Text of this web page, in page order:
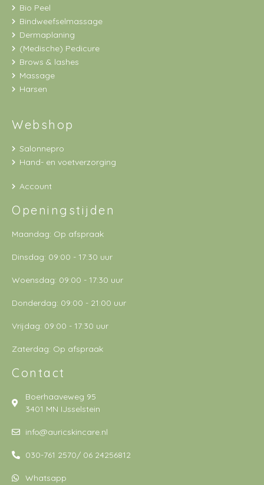
Bio Peel
Bindweefselmassage
Dermaplaning
(Medische) Pedicure
Brows & lashes
Massage
Harsen
Webshop
Salonnepro
Hand- en voetverzorging
Account
Openingstijden
Maandag: Op afspraak
Dinsdag: 09:00 - 17:30 uur
Woensdag: 09:00 - 17:30 uur
Donderdag: 09:00 - 21:00 uur
Vrijdag: 09:00 - 17:30 uur
Zaterdag: Op afspraak
Contact
Boerhaaveweg 95
3401 MN IJsselstein
info@auricskincare.nl
030-761 2570/ 06 24256812
Whatsapp